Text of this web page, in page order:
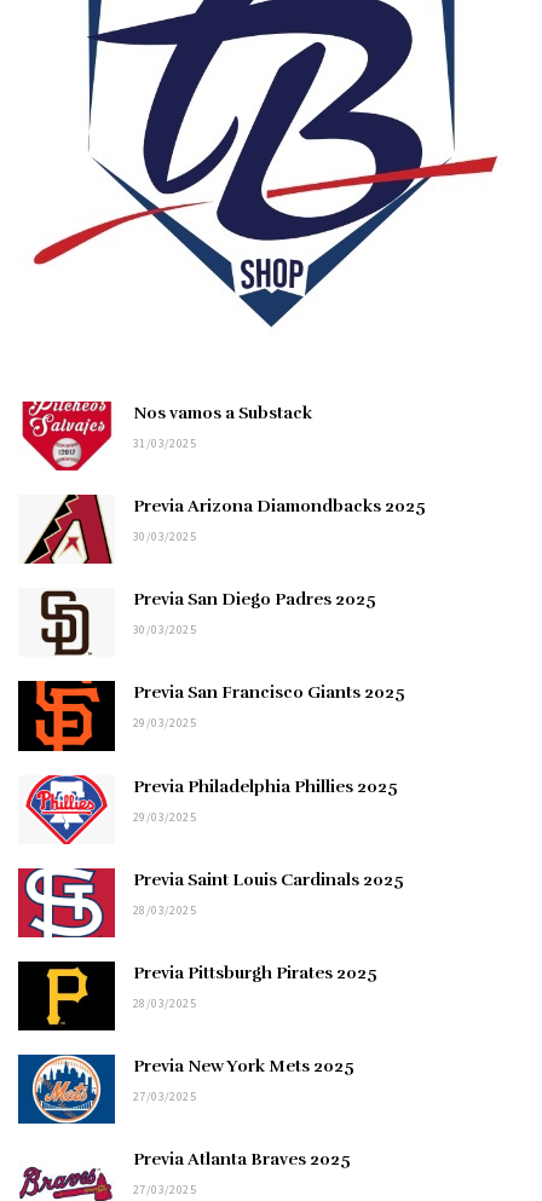
Nos vamos a Substack
31/03/2025
Previa Arizona Diamondbacks 2025
30/03/2025
Previa San Diego Padres 2025
30/03/2025
Previa San Francisco Giants 2025
29/03/2025
Previa Philadelphia Phillies 2025
29/03/2025
Previa Saint Louis Cardinals 2025
28/03/2025
Previa Pittsburgh Pirates 2025
28/03/2025
Previa New York Mets 2025
27/03/2025
Previa Atlanta Braves 2025
27/03/2025